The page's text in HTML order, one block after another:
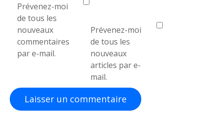
Prévenez-moi
de tous les
nouveaux
commentaires
par e-mail.
Prévenez-moi
de tous les
nouveaux
articles par e-
mail.